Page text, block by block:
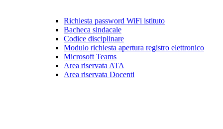
Richiesta password WiFi istituto
Bacheca sindacale
Codice disciplinare
Modulo richiesta apertura registro elettronico
Microsoft Teams
Area riservata ATA
Area riservata Docenti